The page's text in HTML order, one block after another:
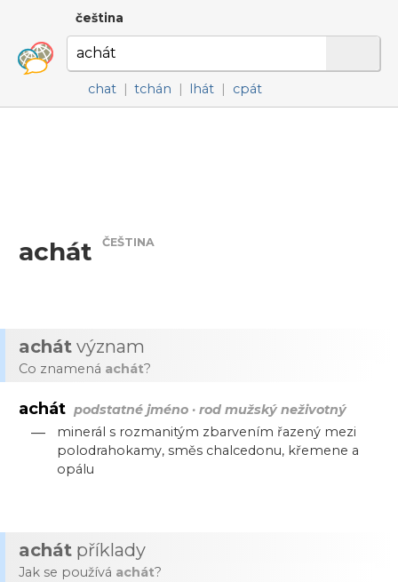
čeština
chat | tchán | lhát | cpát
achát ČEŠTINA
achát význam
Co znamená achát?
achát podstatné jméno · rod mužský neživotný
—
minerál s rozmanitým zbarvením řazený mezi
polodrahokamy, směs chalcedonu, křemene a
opálu
achát příklady
Jak se používá achát?